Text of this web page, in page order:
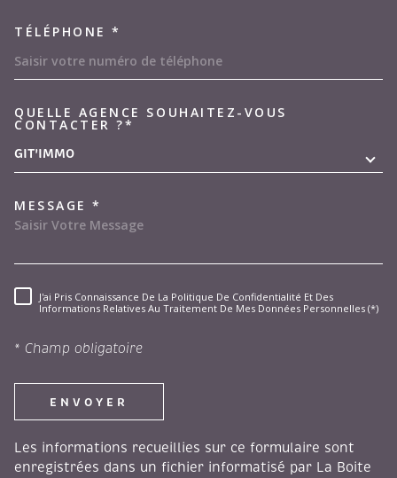
TÉLÉPHONE *
QUELLE AGENCE SOUHAITEZ-VOUS
CONTACTER ?*
GIT'IMMO
MESSAGE *
RÈGLEMENTATION
J'ai Pris Connaissance De La Politique De Confidentialité Et Des
Informations Relatives Au Traitement De Mes Données Personnelles (*)
* Champ obligatoire
ENVOYER
Les informations recueillies sur ce formulaire sont
enregistrées dans un fichier informatisé par La Boite